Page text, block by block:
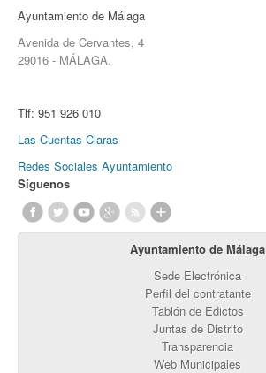
Ayuntamiento de Málaga
Avenida de Cervantes, 4
29016 - MÁLAGA.
Tlf: 951 926 010
Las Cuentas Claras
Redes Sociales Ayuntamiento
Síguenos
Ayuntamiento de Málaga
Sede Electrónica
Perfil del contratante
Tablón de Edictos
Juntas de Distrito
Transparencia
Web Municipales